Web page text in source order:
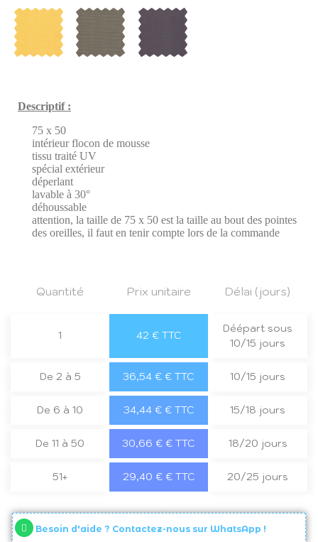
Descriptif :
75 x 50
intérieur flocon de mousse
tissu traité UV
spécial extérieur
déperlant
lavable à 30°
déhoussable
attention, la taille de 75 x 50 est la taille au bout des pointes
des oreilles, il faut en tenir compte lors de la commande
Quantité Prix unitaire Délai (jours)
1 42 € TTC
Déépart sous
10/15 jours
De 2 à 5 36,54 € € TTC 10/15 jours
De 6 à 10 34,44 € € TTC 15/18 jours
De 11 à 50 30,66 € € TTC 18/20 jours
51+ 29,40 € € TTC 20/25 jours
Besoin d'aide ? Contactez-nous sur WhatsApp !